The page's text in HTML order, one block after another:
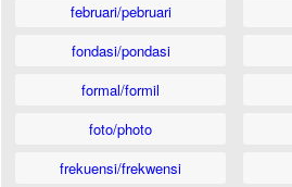
februari/pebruari
fondasi/pondasi
formal/formil
foto/photo
frekuensi/frekwensi